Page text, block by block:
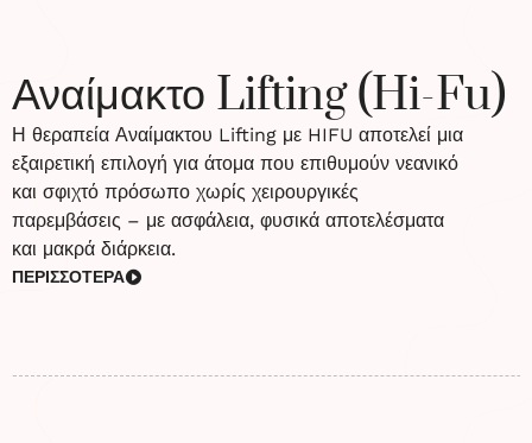
Αναίμακτο Lifting (Hi-Fu)
Η θεραπεία Αναίμακτου Lifting με HIFU αποτελεί μια
εξαιρετική επιλογή για άτομα που επιθυμούν νεανικό
και σφιχτό πρόσωπο χωρίς χειρουργικές
παρεμβάσεις – με ασφάλεια, φυσικά αποτελέσματα
και μακρά διάρκεια.
ΠΕΡΙΣΣΟΤΕΡΑ